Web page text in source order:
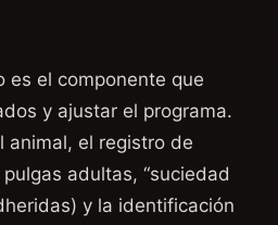
es el componente que
y ajustar el programa.
animal, el registro de
adultas, “suciedad
y la identificación